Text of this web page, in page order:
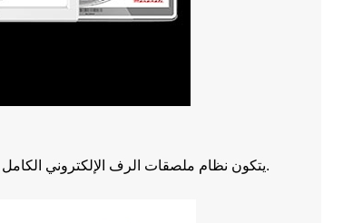
يتكون نظام ملصقات الرف الإلكتروني الكامل من 4 مكونات رئيسية: الخادم والمحطة الأساسية وملصق الرف الإلكتروني والمحطة المتنقلة.